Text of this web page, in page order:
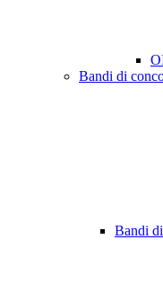
Bandi di
Bandi